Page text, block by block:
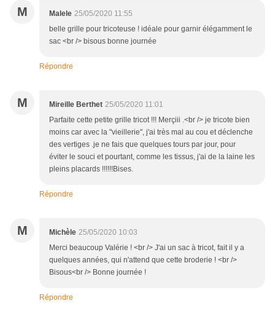
M Malele 25/05/2020 11:55
belle grille pour tricoteuse ! idéale pour garnir élégamment le
sac <br /> bisous bonne journée
Répondre
M Mireille Berthet 25/05/2020 11:01
Parfaite cette petite grille tricot !!! Merçiii .<br /> je tricote bien
moins car avec la "vieillerie", j'ai très mal au cou et déclenche
des vertiges .je ne fais que quelques tours par jour, pour
éviter le souci et pourtant, comme les tissus, j'ai de la laine les
pleins placards !!!!!!Bises.
Répondre
M Michèle 25/05/2020 10:03
Merci beaucoup Valérie ! <br /> J'ai un sac à tricot, fait il y a
quelques années, qui n'attend que cette broderie ! <br />
Bisous<br /> Bonne journée !
Répondre